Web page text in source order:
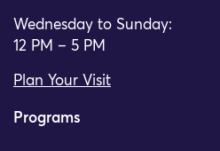
Wednesday to Sunday:
12 PM – 5 PM
Plan Your Visit
Programs